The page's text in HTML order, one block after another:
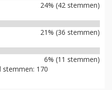
24% (42 stemmen)
21% (36 stemmen)
6% (11 stemmen)
stemmen: 170